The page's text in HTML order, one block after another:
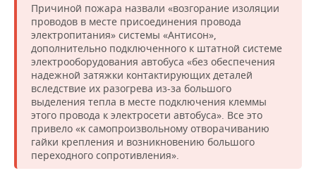
Причиной пожара назвали «возгорание изоляции
проводов в месте присоединения провода
электропитания» системы «Антисон»,
дополнительно подключенного к штатной системе
электрооборудования автобуса «без обеспечения
надежной затяжки контактирующих деталей
вследствие их разогрева из-за большого
выделения тепла в месте подключения клеммы
этого провода к электросети автобуса». Все это
привело «к самопроизвольному отворачиванию
гайки крепления и возникновению большого
переходного сопротивления».